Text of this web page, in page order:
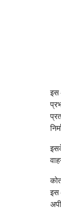
इस
इस